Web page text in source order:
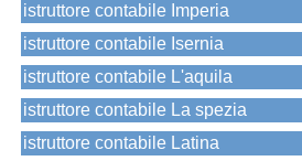
istruttore contabile Imperia
istruttore contabile Isernia
istruttore contabile L'aquila
istruttore contabile La spezia
istruttore contabile Latina